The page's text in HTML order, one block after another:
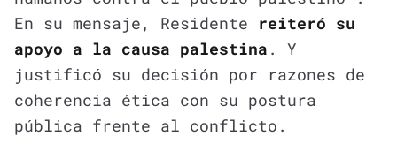
En su mensaje, Residente reiteró su
apoyo a la causa palestina . Y
justificó su decisión por razones de
coherencia ética con su postura
pública frente al conflicto.